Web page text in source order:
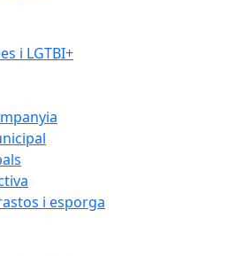
i LGTBI+
i esporga